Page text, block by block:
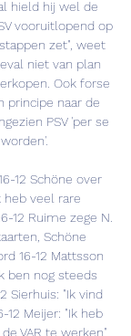
hield hij wel de
vooruitlopend op
zet", weet
niet van plan
Ook forse
principe naar de
PSV 'per se
12 Schöne over
heb veel rare
12 Ruime zege N.
Schöne
16-12 Mattsson
ben nog steeds
Sierhuis: "Ik vind
12 Meijer: "Ik heb
VAR te werken"